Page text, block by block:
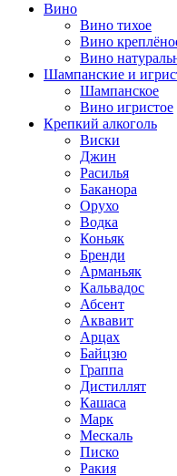
Вино
Вино тихое
Вино
Вино
Шампанские и
Шампанское
Вино игристое
Крепкий алкоголь
Виски
Джин
Расилья
Баканора
Орухо
Водка
Коньяк
Бренди
Арманьяк
Кальвадос
Абсент
Аквавит
Арцах
Байцзю
Граппа
Дистиллят
Кашаса
Марк
Мескаль
Писко
Ракия